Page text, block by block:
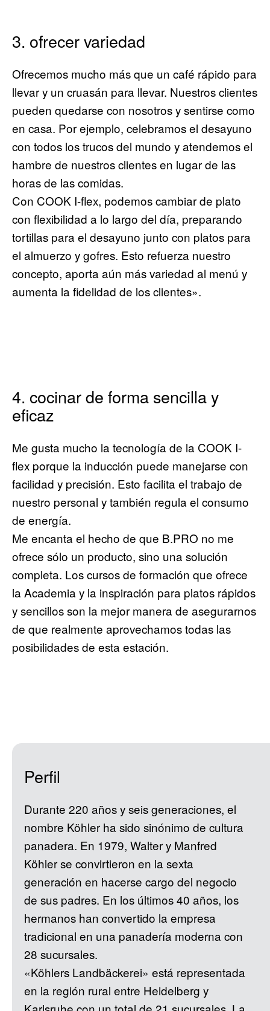
3. ofrecer variedad
Ofrecemos mucho más que un café rápido para
llevar y un cruasán para llevar. Nuestros clientes
pueden quedarse con nosotros y sentirse como
en casa. Por ejemplo, celebramos el desayuno
con todos los trucos del mundo y atendemos el
hambre de nuestros clientes en lugar de las
horas de las comidas.
Con COOK I-flex, podemos cambiar de plato
con flexibilidad a lo largo del día, preparando
tortillas para el desayuno junto con platos para
el almuerzo y gofres. Esto refuerza nuestro
concepto, aporta aún más variedad al menú y
aumenta la fidelidad de los clientes».
4. cocinar de forma sencilla y
eficaz
Me gusta mucho la tecnología de la COOK I-
flex porque la inducción puede manejarse con
facilidad y precisión. Esto facilita el trabajo de
nuestro personal y también regula el consumo
de energía.
Me encanta el hecho de que B.PRO no me
ofrece sólo un producto, sino una solución
completa. Los cursos de formación que ofrece
la Academia y la inspiración para platos rápidos
y sencillos son la mejor manera de asegurarnos
de que realmente aprovechamos todas las
posibilidades de esta estación.
Perfil
Durante 220 años y seis generaciones, el
nombre Köhler ha sido sinónimo de cultura
panadera. En 1979, Walter y Manfred
Köhler se convirtieron en la sexta
generación en hacerse cargo del negocio
de sus padres. En los últimos 40 años, los
hermanos han convertido la empresa
tradicional en una panadería moderna con
28 sucursales.
«Köhlers Landbäckerei» está representada
en la región rural entre Heidelberg y